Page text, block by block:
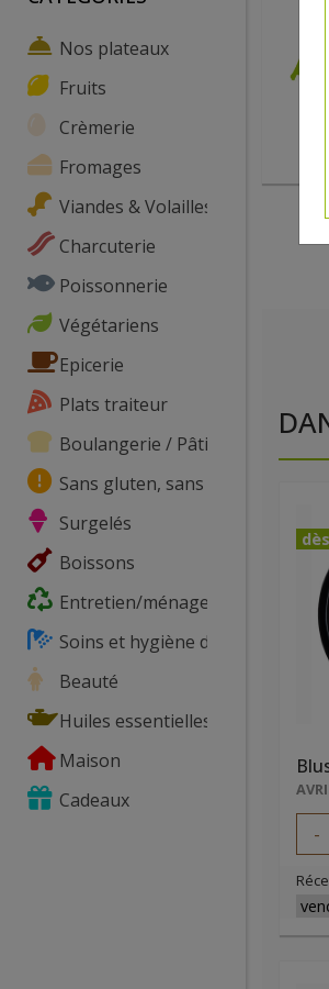
Nos plateaux
Fruits
Crèmerie
Fromages
Viandes & Volailles
Charcuterie
Poissonnerie
Végétariens
Epicerie
Plats traiteur
Boulangerie / Pâtisserie
Sans gluten, sans lactose, ...
Surgelés
Boissons
Entretien/ménage
Soins et hygiène du corps
Beauté
Huiles essentielles
Maison
Cadeaux
-